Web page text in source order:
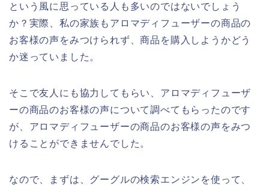
という風に思っている人も多いのではないでしょう
か？実際、私の家族もアロマディフューザーの商品の
お客様の声をみつけられず、商品を購入しようかどう
か迷っていました。
そこで友人にも協力してもらい、アロマディフューザ
ーの商品のお客様の声について調べてもらったのです
が、アロマディフューザーの商品のお客様の声をみつ
けることができませんでした。
なので、まずは、グーグルの検索エンジンを使って、